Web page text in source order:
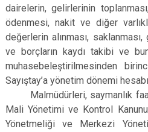
dairelerin, gelirlerinin
ödenmesi, nakit ve diğer
değerlerin alınması,
ve borçların kaydı takibi ve
muhasebeleştirilmesinden
Sayıştay’a yönetim dönemi
Malmüdürleri, saymanlık
Mali Yönetimi ve Kontrol
Yönetmeliği ve Merkezi